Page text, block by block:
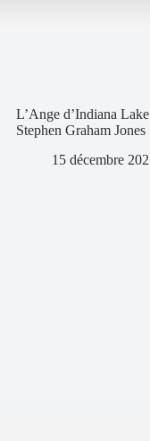
L’Ange d’Indiana
Stephen Graham Jones
15 décembre